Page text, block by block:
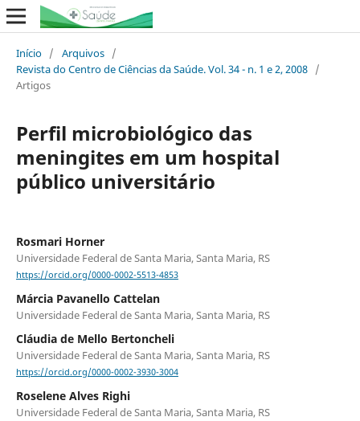
Início / Arquivos /
Revista do Centro de Ciências da Saúde. Vol. 34 - n. 1 e 2, 2008 /
Artigos
Perfil microbiológico das
meningites em um hospital
público universitário
Rosmari Horner
Universidade Federal de Santa Maria, Santa Maria, RS
https://orcid.org/0000-0002-5513-4853
Márcia Pavanello Cattelan
Universidade Federal de Santa Maria, Santa Maria, RS
Cláudia de Mello Bertoncheli
Universidade Federal de Santa Maria, Santa Maria, RS
https://orcid.org/0000-0002-3930-3004
Roselene Alves Righi
Universidade Federal de Santa Maria, Santa Maria, RS